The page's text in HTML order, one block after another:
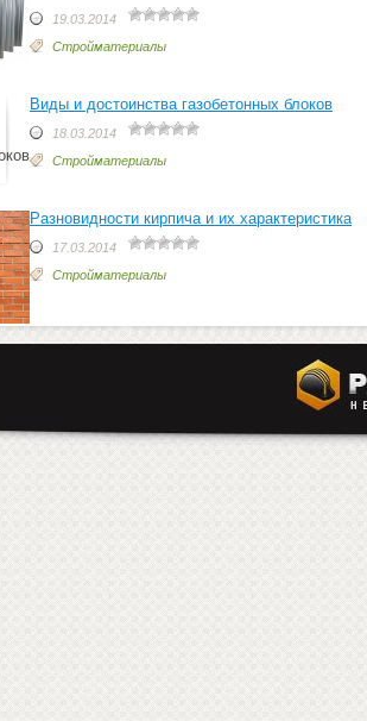
19.03.2014
Стройматериалы
Виды и достоинства газобетонных блоков
18.03.2014
Стройматериалы
Разновидности кирпича и их характеристика
17.03.2014
Стройматериалы